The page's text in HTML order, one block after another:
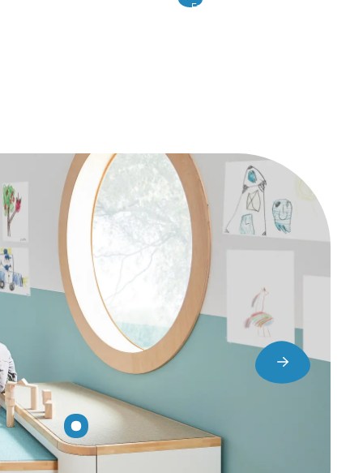
125
Excl.